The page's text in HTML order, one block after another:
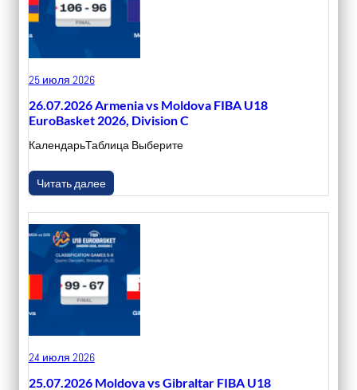
25 июля 2026
26.07.2026 Armenia vs Moldova FIBA U18
EuroBasket 2026, Division C
КалендарьТаблица Выберите
Читать далее
24 июля 2026
25.07.2026 Moldova vs Gibraltar FIBA U18